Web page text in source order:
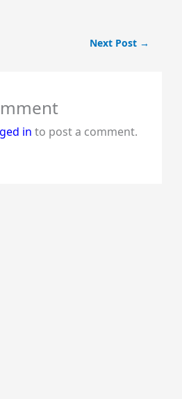
Next Post →
in to post a comment.